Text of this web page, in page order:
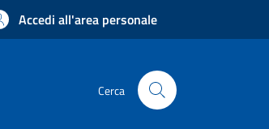
Accedi all'area personale
Cerca